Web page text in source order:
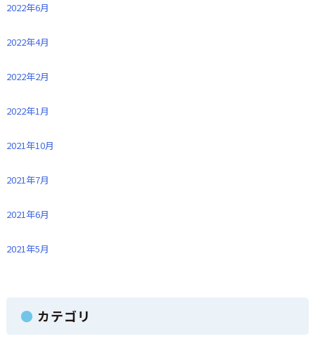
2022年6月
2022年4月
2022年2月
2022年1月
2021年10月
2021年7月
2021年6月
2021年5月
カテゴリ